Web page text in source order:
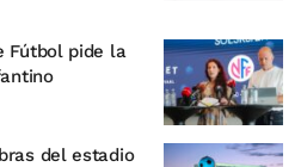
Fútbol pide la
del estadio